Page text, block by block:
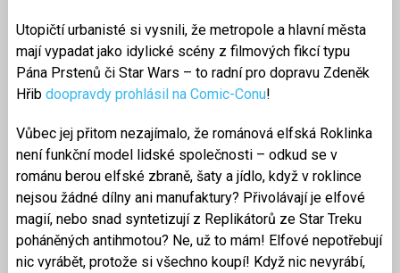
Utopičtí urbanisté si vysnili, že metropole a hlavní města
mají vypadat jako idylické scény z filmových fikcí typu
Pána Prstenů či Star Wars – to radní pro dopravu Zdeněk
Hřib doopravdy prohlásil na Comic-Conu!
Vůbec jej přitom nezajímalo, že románová elfská Roklinka
není funkční model lidské společnosti – odkud se v
románu berou elfské zbraně, šaty a jídlo, když v roklince
nejsou žádné dílny ani manufaktury? Přivolávají je elfové
magií, nebo snad syntetizují z Replikátorů ze Star Treku
poháněných antihmotou? Ne, už to mám! Elfové nepotřebují
nic vyrábět, protože si všechno koupí! Když nic nevyrábí,